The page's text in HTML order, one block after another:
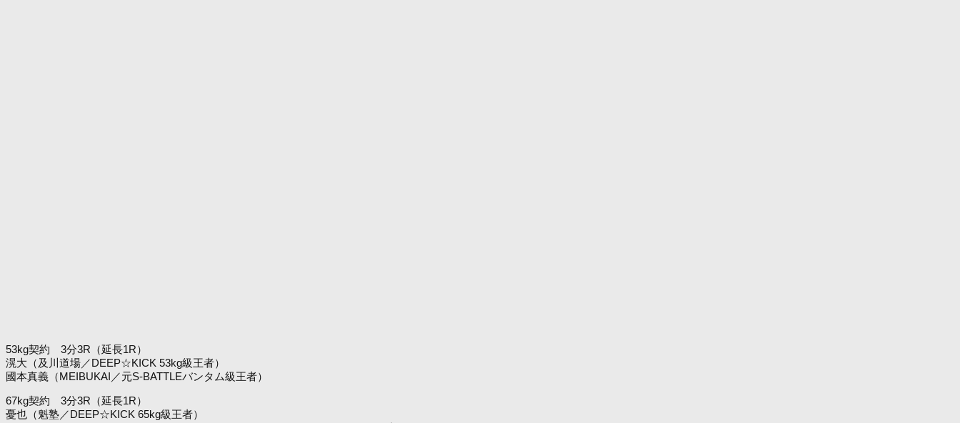
53kg契約 3分3R（延長1R）
滉大（及川道場／DEEP☆KICK 53kg級王者）
國本真義（MEIBUKAI／元S-BATTLEバンタム級王者）
67kg契約 3分3R（延長1R）
憂也（魁塾／DEEP☆KICK 65kg級王者）